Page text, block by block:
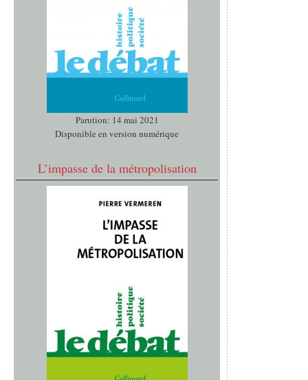
Parution: 14 mai 2021
Disponible en version numérique
L’impasse de la métropolisation